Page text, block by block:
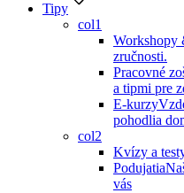
Tipy
col1
Workshopy
zručnosti.
Pracovné
a tipmi pre
E-kurzy
pohodlia
col2
Kvízy a
Podujatia
vás